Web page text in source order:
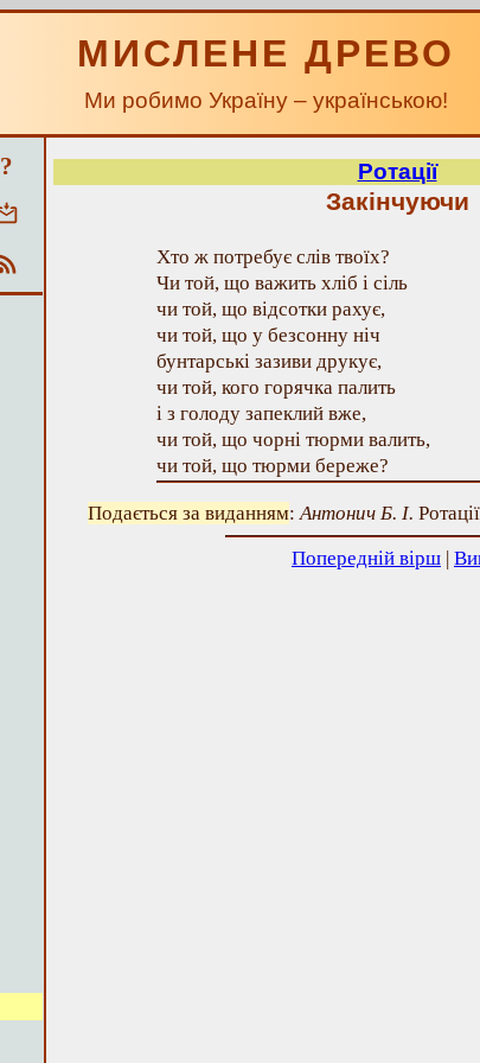
МИСЛЕНЕ ДРЕВО
Ми робимо Україну – українською!
? Ротації
Закінчуючи
Хто ж потребує слів твоїх?
Чи той, що важить хліб і сіль
чи той, що відсотки рахує,
чи той, що у безсонну ніч
бунтарські зазиви друкує,
чи той, кого горячка палить
і з голоду запеклий вже,
чи той, що чорні тюрми валить,
чи той, що тюрми береже?
Подається за виданням:Антонич Б. І.
Попередній вірш |